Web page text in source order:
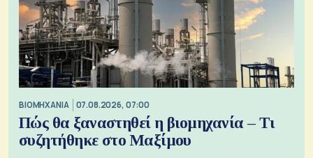
ΒΙΟΜΗΧΑΝΙΑ 07.08.2026, 07:00
Πώς θα ξαναστηθεί η βιομηχανία – Τι
συζητήθηκε στο Μαξίμου